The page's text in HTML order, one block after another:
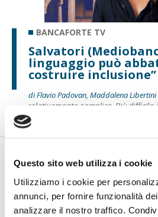
Questo sito web utilizza i cookie
Utilizziamo i cookie per
annunci, per fornire funzionalità
analizzare il nostro traffico.
BANCAFORTE TV
Salvatori
linguaggio può
costruire inclusione”
di Flavio Padovan, Maddalena
relativamente semplice. Più difficile